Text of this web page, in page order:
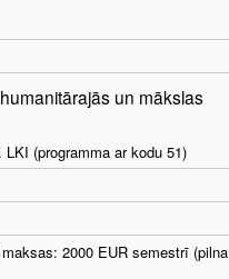
un mākslas
(programma ar kodu 51)
2000 EUR semestrī (pilna